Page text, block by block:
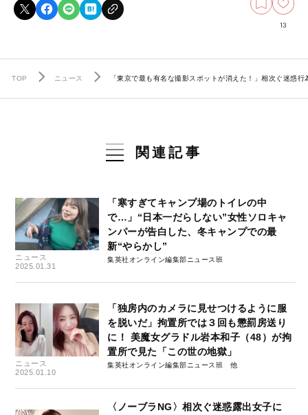
13
TOP ニュース 「東京で最も有名な撮影スポットが消えた！」相次ぐ迷惑
関連記事
ニュース
2025.01.31
「寒すぎてキャンプ場のトイレの中
で…」“日本一だらしない”女性ソロキャ
ンパーが告白した、冬キャンプでの最
新“やらかし”
集英社オンライン編集部ニュース班
ニュース
2025.01.10
「独房内のカメラに見せつけるように服
を脱いだ」拘置所では３回も懲罰房送り
に！ 美魔女グラドル岩本和子（48）が拘
置所で見た「この世の地獄」
集英社オンライン編集部ニュース班
〈ノーブラNG〉相次ぐ迷惑露出女子に